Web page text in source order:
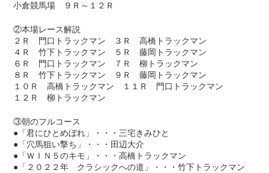
小倉競馬場 ９Ｒ～１２Ｒ
②本場レース解説
２Ｒ 門口トラックマン ３Ｒ 高橋トラックマン
４Ｒ 竹下トラックマン ５Ｒ 藤岡トラックマン
６Ｒ 門口トラックマン ７Ｒ 柳トラックマン
８Ｒ 竹下トラックマン ９Ｒ 藤岡トラックマン
１０Ｒ 高橋トラックマン １１Ｒ 門口トラックマン
１２Ｒ 柳トラックマン
③朝のフルコース
●「君にひとめぼれ」・・・三宅きみひと
●「穴馬狙い撃ち」・・・田辺大介
●「ＷＩＮ５のキモ」・・・高橋トラックマン
●「２０２２年 クラシックへの道」・・・竹下トラックマン